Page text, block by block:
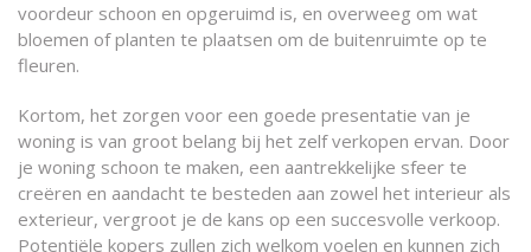
voordeur schoon en opgeruimd is, en overweeg om wat
bloemen of planten te plaatsen om de buitenruimte op te
fleuren.
Kortom, het zorgen voor een goede presentatie van je
woning is van groot belang bij het zelf verkopen ervan. Door
je woning schoon te maken, een aantrekkelijke sfeer te
creëren en aandacht te besteden aan zowel het interieur als
exterieur, vergroot je de kans op een succesvolle verkoop.
Potentiële kopers zullen zich welkom voelen en kunnen zich